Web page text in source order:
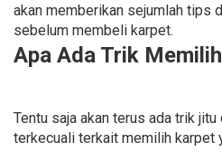
akan memberikan sejumlah tips
sebelum membeli karpet.
Apa Ada Trik
Tentu saja akan terus ada trik
terkecuali terkait memilih karpet